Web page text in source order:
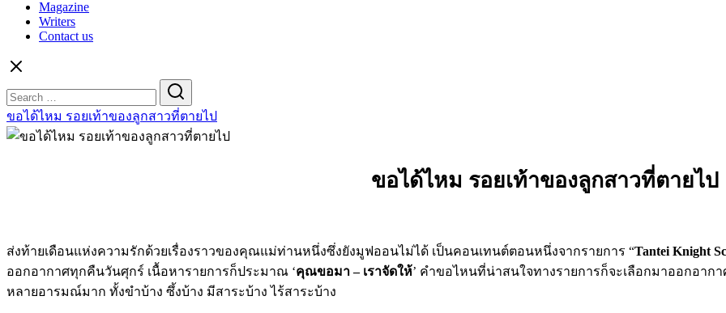
Magazine
Writers
Contact us
for:
ขอได้ไหม รอยเท้าของลูกสาวที่ตายไป
ขอได้ไหม รอยเท้าของลูกสาวที่ตายไป
ส่งท้ายเดือนแห่งความรักด้วยเรื่องราวของคุณแม่ท่านหนึ่งซึ่งยังมูฟออนไม่ได้ เป็นคอนเทนต์ตอนหนึ่งจากรายการ “Tantei Knight
ออกอากาศทุกคืนวันศุกร์ เนื้อหารายการก็ประมาณ ‘คุณขอมา – เราจัดให้’ คำขอไหนที่น่าสนใจทางรายการก็จะเลือกมาออกอา
หลายอารมณ์มาก ทั้งขำบ้าง ซึ้งบ้าง มีสาระบ้าง ไร้สาระบ้าง